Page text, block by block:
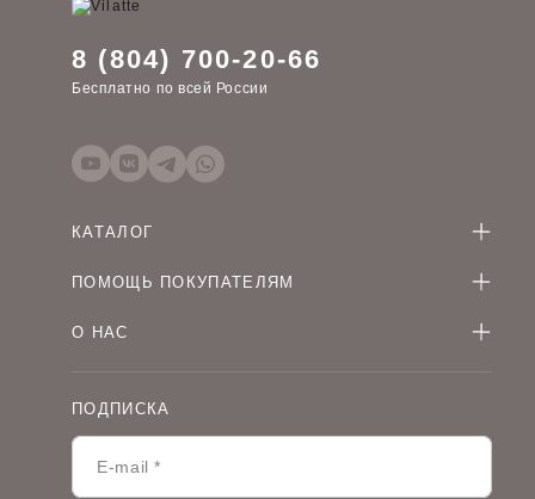
8 (804) 700-20-66
Бесплатно по всей России
КАТАЛОГ
Детская одежда оптом
ПОМОЩЬ ПОКУПАТЕЛЯМ
Условия сотрудничества
Таблицы размеров
О НАС
Политика конфиденциальности
Наши дилеры
ПОДПИСКА